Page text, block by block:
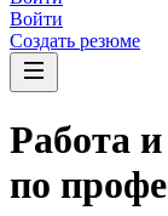
Войти
Создать резюме
Работа
по